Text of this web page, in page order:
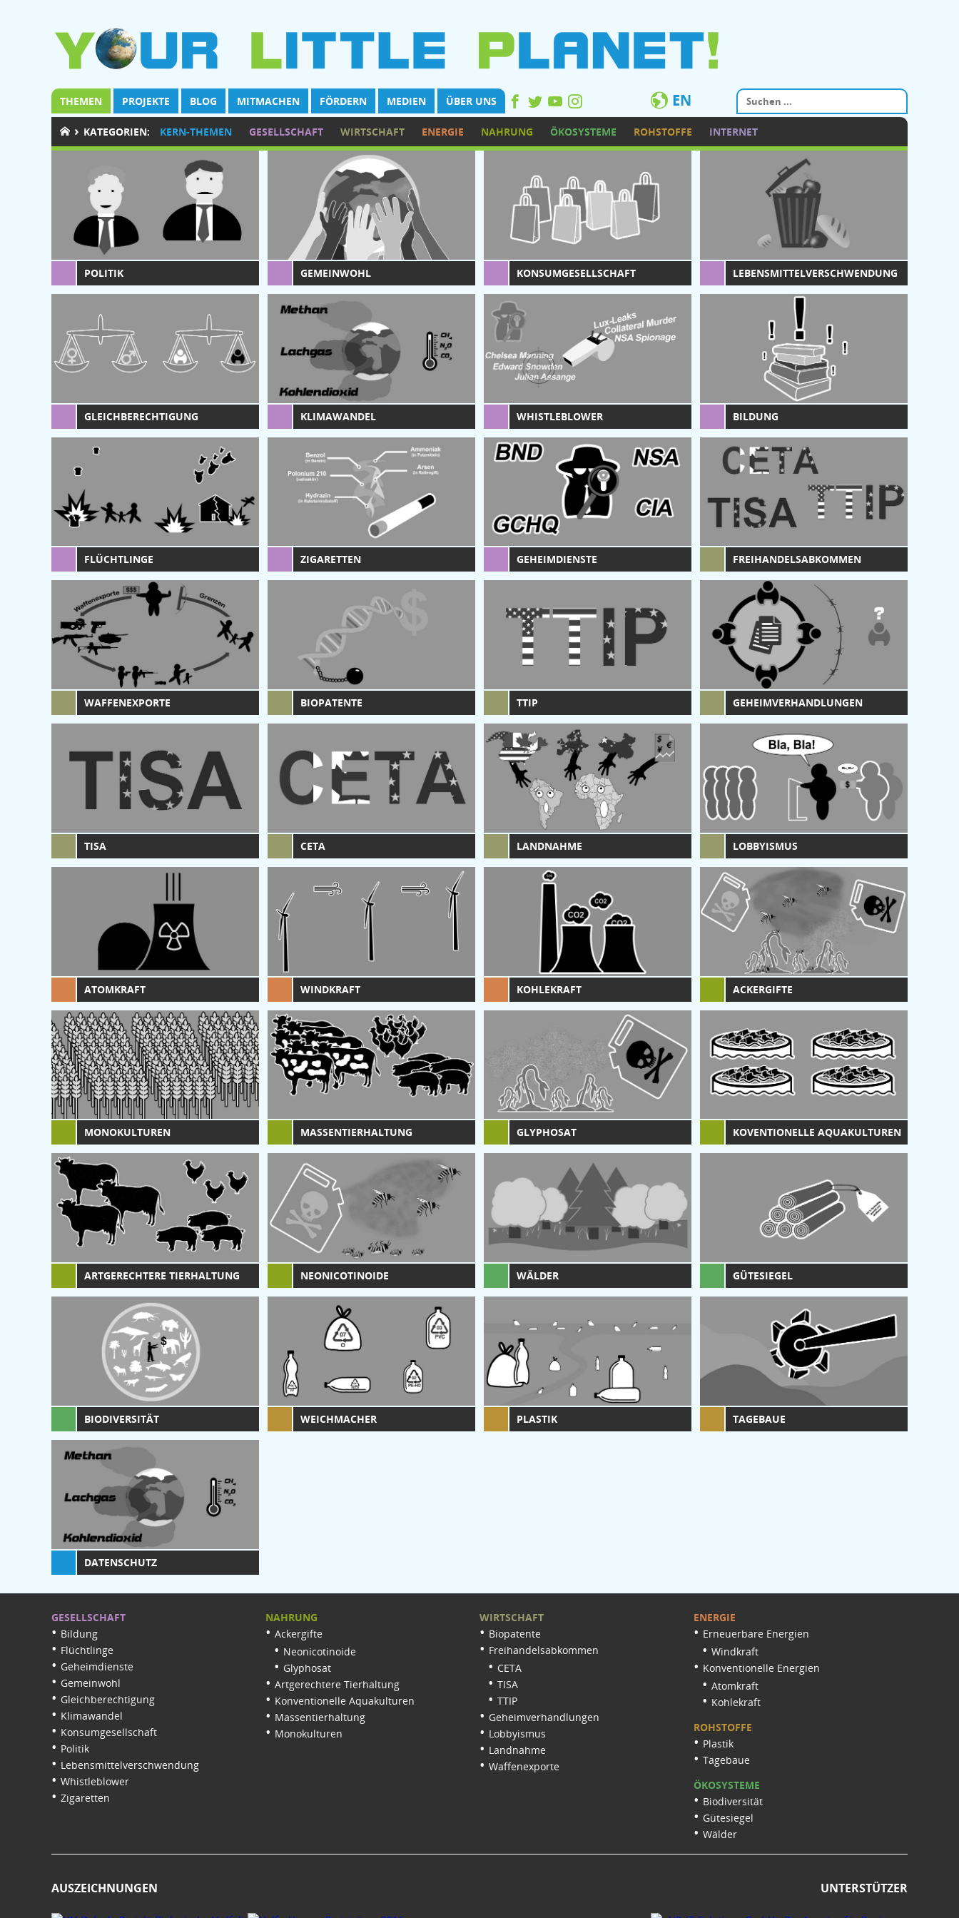
THEMEN PROJEKTE BLOG MITMACHEN FÖRDERN MEDIEN ÜBER UNS EN
› KATEGORIEN: KERN-THEMEN GESELLSCHAFT WIRTSCHAFT ENERGIE NAHRUNG ÖKOSYSTEME ROHSTOFFE INTERNET
POLITIK GEMEINWOHL KONSUMGESELLSCHAFT LEBENSMITTELVERSCHWENDUNG
GLEICHBERECHTIGUNG KLIMAWANDEL WHISTLEBLOWER BILDUNG
FLÜCHTLINGE ZIGARETTEN GEHEIMDIENSTE FREIHANDELSABKOMMEN
WAFFENEXPORTE BIOPATENTE TTIP GEHEIMVERHANDLUNGEN
TISA CETA LANDNAHME LOBBYISMUS
ATOMKRAFT WINDKRAFT KOHLEKRAFT ACKERGIFTE
MONOKULTUREN MASSENTIERHALTUNG GLYPHOSAT KOVENTIONELLE AQUAKULTUREN
ARTGERECHTERE TIERHALTUNG NEONICOTINOIDE WÄLDER GÜTESIEGEL
BIODIVERSITÄT WEICHMACHER PLASTIK TAGEBAUE
DATENSCHUTZ
GESELLSCHAFT
Bildung
Flüchtlinge
Geheimdienste
Gemeinwohl
Gleichberechtigung
Klimawandel
Konsumgesellschaft
Politik
Lebensmittelverschwendung
Whistleblower
Zigaretten
NAHRUNG
Ackergifte
Neonicotinoide
Glyphosat
Artgerechtere Tierhaltung
Konventionelle Aquakulturen
Massentierhaltung
Monokulturen
WIRTSCHAFT
Biopatente
Freihandelsabkommen
CETA
TISA
TTIP
Geheimverhandlungen
Lobbyismus
Landnahme
Waffenexporte
ENERGIE
Erneuerbare Energien
Windkraft
Konventionelle Energien
Atomkraft
Kohlekraft
ROHSTOFFE
Plastik
Tagebaue
ÖKOSYSTEME
Biodiversität
Gütesiegel
Wälder
AUSZEICHNUNGEN UNTERSTÜTZER